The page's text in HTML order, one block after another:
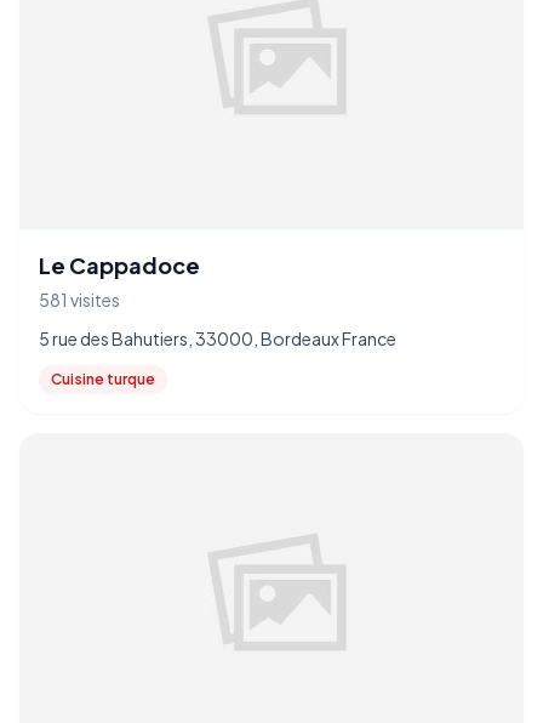
Le Cappadoce
581 visites
5 rue des Bahutiers, 33000, Bordeaux France
Cuisine turque